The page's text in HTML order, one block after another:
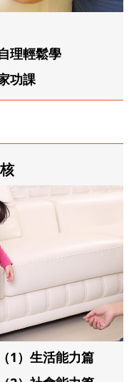
1）生活能力篇
理輕鬆學
功課